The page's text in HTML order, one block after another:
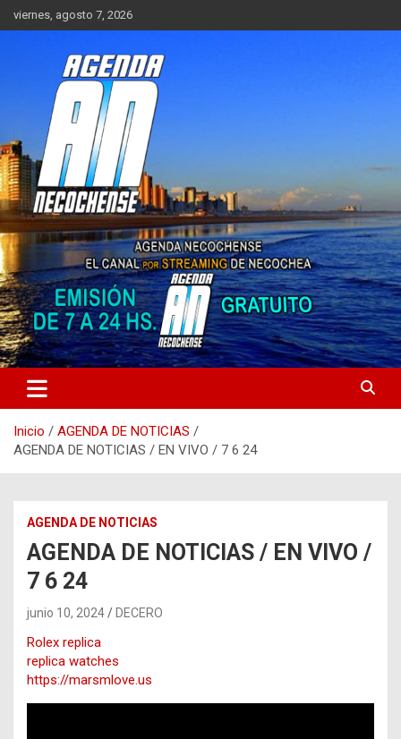
Saltar
al
viernes, agosto 7, 2026
AGENDA NECOCHENSE
Sitio de Noticias de Necochea y zona
Inicio
AGENDA DE NOTICIAS
AGENDA DE NOTICIAS / EN VIVO / 7 6 24
AGENDA DE NOTICIAS
AGENDA DE NOTICIAS / EN VIVO /
7 6 24
junio 10, 2024 DECERO
Rolex replica
replica watches
https://marsmlove.us